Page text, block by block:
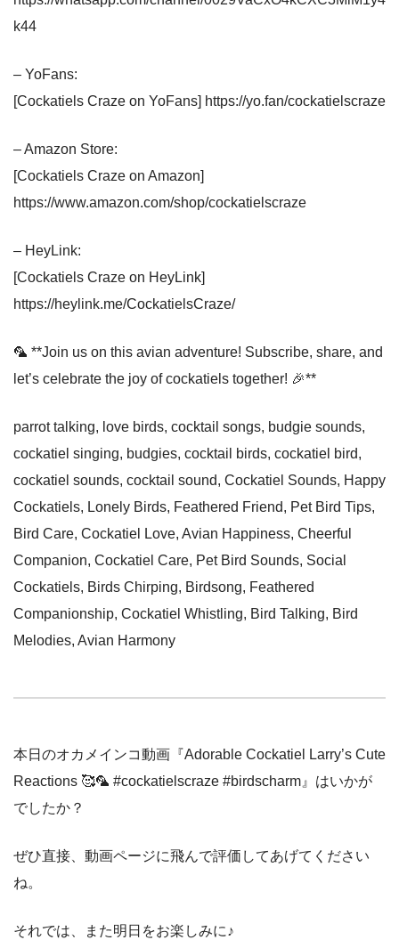
k44
– YoFans:
[Cockatiels Craze on YoFans] https://yo.fan/cockatielscraze
– Amazon Store:
[Cockatiels Craze on Amazon]
https://www.amazon.com/shop/cockatielscraze
– HeyLink:
[Cockatiels Craze on HeyLink]
https://heylink.me/CockatielsCraze/
🦜 **Join us on this avian adventure! Subscribe, share, and
let’s celebrate the joy of cockatiels together! 🎉**
parrot talking, love birds, cocktail songs, budgie sounds,
cockatiel singing, budgies, cocktail birds, cockatiel bird,
cockatiel sounds, cocktail sound, Cockatiel Sounds, Happy
Cockatiels, Lonely Birds, Feathered Friend, Pet Bird Tips,
Bird Care, Cockatiel Love, Avian Happiness, Cheerful
Companion, Cockatiel Care, Pet Bird Sounds, Social
Cockatiels, Birds Chirping, Birdsong, Feathered
Companionship, Cockatiel Whistling, Bird Talking, Bird
Melodies, Avian Harmony
本日のオカメインコ動画『Adorable Cockatiel Larry’s Cute
Reactions 🥰🦜 #cockatielscraze #birdscharm』はいかが
でしたか？
ぜひ直接、動画ページに飛んで評価してあげてください
ね。
それでは、また明日をお楽しみに♪